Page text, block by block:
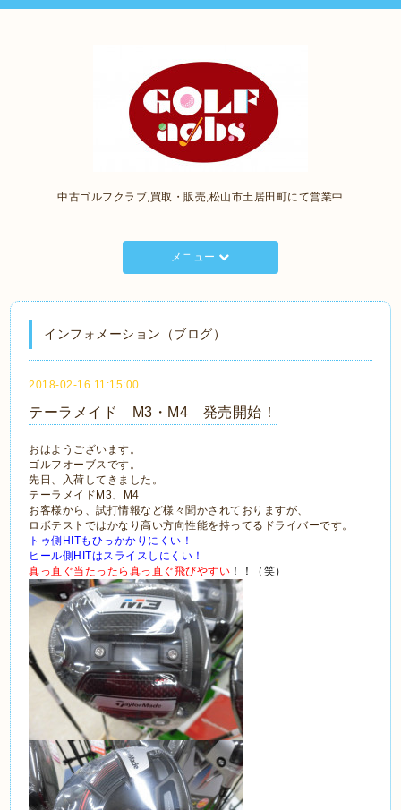
中古ゴルフクラブ,買取・販売,松山市土居田町にて営業中
メニュー
インフォメーション（ブログ）
2018-02-16 11:15:00
テーラメイド M3・M4 発売開始！
おはようございます。
ゴルフオーブスです。
先日、入荷してきました。
テーラメイドM3、M4
お客様から、試打情報など様々聞かされておりますが、
ロボテストではかなり高い方向性能を持ってるドライバーです。
トゥ側HITもひっかかりにくい！
ヒール側HITはスライスしにくい！
真っ直ぐ当たったら真っ直ぐ飛びやすい ！！（笑）